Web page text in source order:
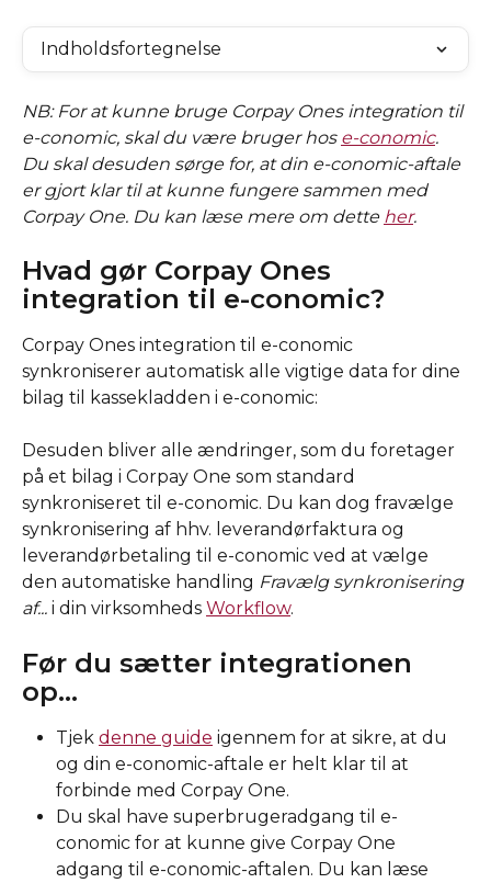
Indholdsfortegnelse
NB: For at kunne bruge Corpay Ones integration til
e-conomic, skal du være bruger hos e-conomic.
Du skal desuden sørge for, at din e-conomic-aftale
er gjort klar til at kunne fungere sammen med
Corpay One. Du kan læse mere om dette her.
Hvad gør Corpay Ones
integration til e-conomic?
Corpay Ones integration til e-conomic
synkroniserer automatisk alle vigtige data for dine
bilag til kassekladden i e-conomic:
Desuden bliver alle ændringer, som du foretager
på et bilag i Corpay One som standard
synkroniseret til e-conomic. Du kan dog fravælge
synkronisering af hhv. leverandørfaktura og
leverandørbetaling til e-conomic ved at vælge
den automatiske handling Fravælg synkronisering
af... i din virksomheds Workflow.
Før du sætter integrationen
op...
Tjek denne guide igennem for at sikre, at du
og din e-conomic-aftale er helt klar til at
forbinde med Corpay One.
Du skal have superbrugeradgang til e-
conomic for at kunne give Corpay One
adgang til e-conomic-aftalen. Du kan læse